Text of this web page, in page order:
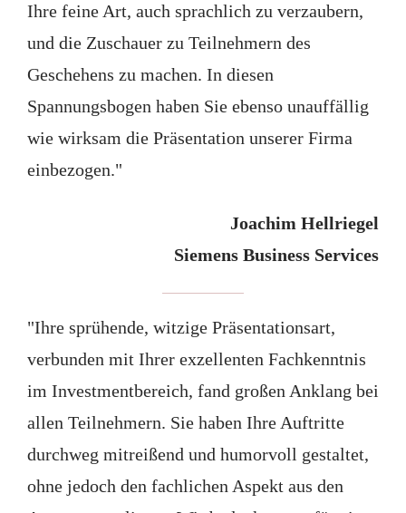
Ihre feine Art, auch sprachlich zu verzaubern,
und die Zuschauer zu Teilnehmern des
Geschehens zu machen. In diesen
Spannungsbogen haben Sie ebenso unauffällig
wie wirksam die Präsentation unserer Firma
einbezogen."
Joachim Hellriegel
Siemens Business Services
"Ihre sprühende, witzige Präsentationsart,
verbunden mit Ihrer exzellenten Fachkenntnis
im Investmentbereich, fand großen Anklang bei
allen Teilnehmern. Sie haben Ihre Auftritte
durchweg mitreißend und humorvoll gestaltet,
ohne jedoch den fachlichen Aspekt aus den